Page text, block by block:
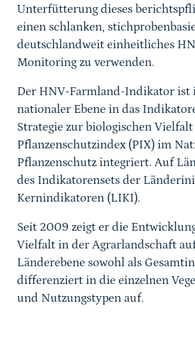
Unterfütterung dieses
einen schlanken,
deutschlandweit einheitliches
Monitoring zu verwenden.
Der HNV-Farmland-Indikator ist
nationaler Ebene in das
Strategie zur biologischen
Pflanzenschutzindex (PIX) im
Pflanzenschutz integriert. Auf
des Indikatorensets der
Kernindikatoren (LIKI).
Seit 2009 zeigt er die
Vielfalt in der Agrarlandschaft
Länderebene sowohl als
differenziert in die einzelnen
und Nutzungstypen auf.